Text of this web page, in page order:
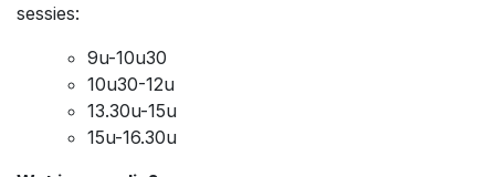
sessies:
9u-10u30
10u30-12u
13.30u-15u
15u-16.30u